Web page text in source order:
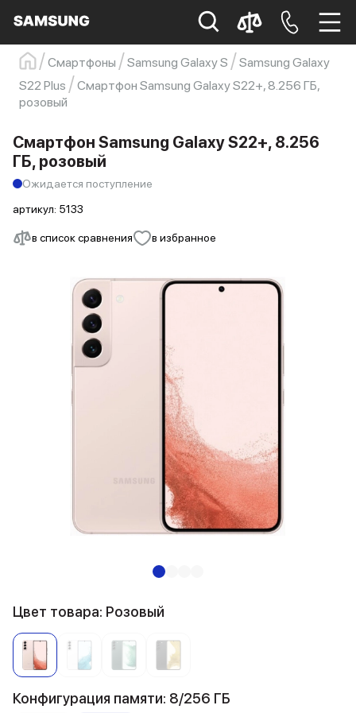
Samsung Смартфон s23
s23 ultra
Galaxy S22
Смартфоны Samsung Galaxy S
Samsung Galaxy
S22 Plus
Смартфон Samsung Galaxy S22+, 8.256 ГБ,
розовый
в список сравнения в избранное
Смартфон Samsung Galaxy S22+, 8.256
ГБ, розовый
Ожидается поступление
артикул: 5133
Цвет товара: Розовый
Конфигурация памяти: 8/256 ГБ